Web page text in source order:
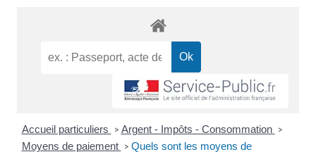
Accueil particuliers > Argent - Impôts - Consommation >
Moyens de paiement > Quels sont les moyens de